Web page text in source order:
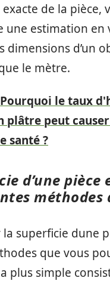
de la pièce,
une estimation en
dimensions d’un
le mètre.
Pourquoi le taux
plâtre peut
santé ?
d’une pièce
méthodes
superficie dune
que vous
plus simple